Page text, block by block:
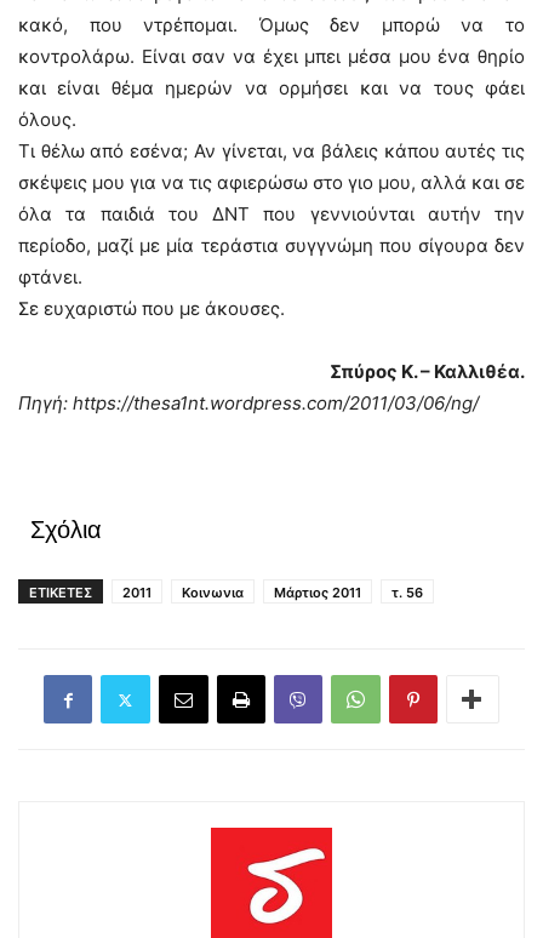
κακό, που ντρέπομαι. Όμως δεν μπορώ να το
κοντρολάρω. Είναι σαν να έχει μπει μέσα μου ένα θηρίο
και είναι θέμα ημερών να ορμήσει και να τους φάει
όλους.
Τι θέλω από εσένα; Αν γίνεται, να βάλεις κάπου αυτές τις
σκέψεις μου για να τις αφιερώσω στο γιο μου, αλλά και σε
όλα τα παιδιά του ΔΝΤ που γεννιούνται αυτήν την
περίοδο, μαζί με μία τεράστια συγγνώμη που σίγουρα δεν
φτάνει.
Σε ευχαριστώ που με άκουσες.
Σπύρος Κ. – Καλλιθέα.
Πηγή: https://thesa1nt.wordpress.com/2011/03/06/ng/
Σχόλια
ΕΤΙΚΕΤΕΣ 2011 Κοινωνια Μάρτιος 2011 τ. 56